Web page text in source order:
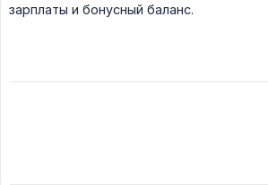
зарплаты и бонусный баланс.